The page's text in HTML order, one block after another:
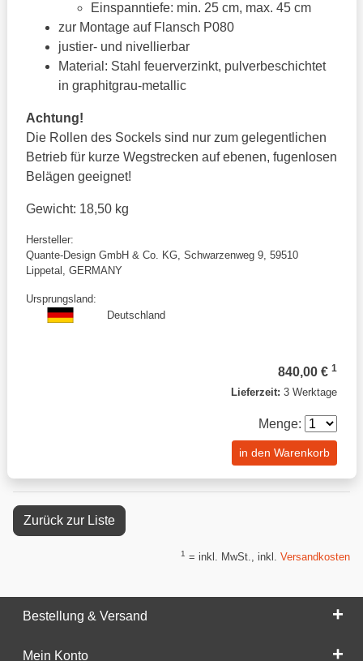
Einspanntiefe: min. 25 cm, max. 45 cm
zur Montage auf Flansch P080
justier- und nivellierbar
Material: Stahl feuerverzinkt, pulverbeschichtet
in graphitgrau-metallic
Achtung!
Die Rollen des Sockels sind nur zum gelegentlichen
Betrieb für kurze Wegstrecken auf ebenen, fugenlosen
Belägen geeignet!
Gewicht: 18,50 kg
Hersteller:
Quante-Design GmbH & Co. KG, Schwarzenweg 9, 59510
Lippetal, GERMANY
Ursprungsland:
Deutschland
840,00 € 1
Lieferzeit: 3 Werktage
Menge:
in den Warenkorb
Zurück zur Liste
1 = inkl. MwSt., inkl. Versandkosten
Bestellung & Versand
Mein Konto